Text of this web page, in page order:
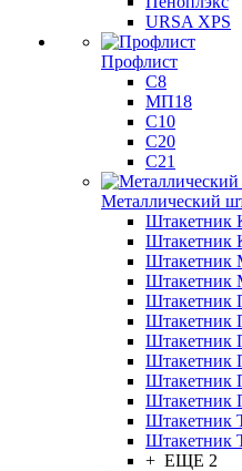
URSA XPS
Профлист
С8
МП18
С10
С20
С21
Металлический
Штакетник
Штакетник
Штакетник
Штакетник
Штакетник
Штакетник
Штакетник
Штакетник
Штакетник
Штакетник
Штакетник
Штакетник
+ ЕЩЕ 2